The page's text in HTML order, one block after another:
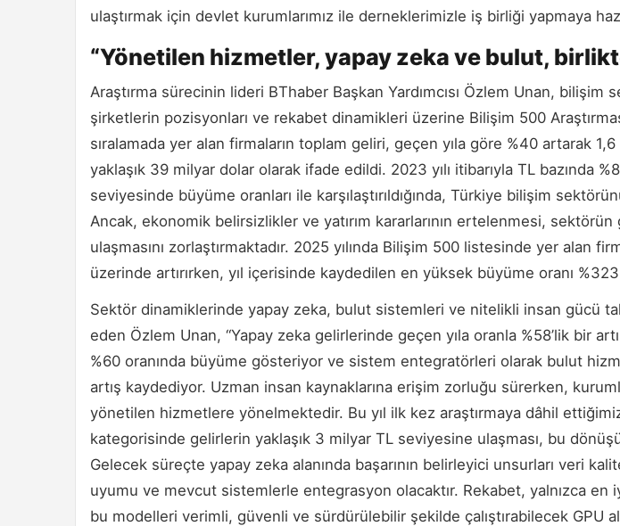
ulaştırmak için devlet kurumlarımız ile derneklerimizle iş birliği yapmaya
“Yönetilen hizmetler, yapay zeka ve bulut,
Araştırma sürecinin lideri BThaber Başkan Yardımcısı Özlem Unan,
şirketlerin pozisyonları ve rekabet dinamikleri üzerine Bilişim 500
sıralamada yer alan firmaların toplam geliri, geçen yıla göre %40 artarak
yaklaşık 39 milyar dolar olarak ifade edildi. 2023 yılı itibarıyla TL bazında
seviyesinde büyüme oranları ile karşılaştırıldığında, Türkiye bilişim
Ancak, ekonomik belirsizlikler ve yatırım kararlarının ertelenmesi,
ulaşmasını zorlaştırmaktadır. 2025 yılında Bilişim 500 listesinde yer alan
üzerinde artırırken, yıl içerisinde kaydedilen en yüksek büyüme oranı
Sektör dinamiklerinde yapay zeka, bulut sistemleri ve nitelikli insan gücü
eden Özlem Unan, “Yapay zeka gelirlerinde geçen yıla oranla %58’lik bir
%60 oranında büyüme gösteriyor ve sistem entegratörleri olarak bulut
artış kaydediyor. Uzman insan kaynaklarına erişim zorluğu sürerken,
yönetilen hizmetlere yönelmektedir. Bu yıl ilk kez araştırmaya dâhil
kategorisinde gelirlerin yaklaşık 3 milyar TL seviyesine ulaşması, bu
Gelecek süreçte yapay zeka alanında başarının belirleyici unsurları veri
uyumu ve mevcut sistemlerle entegrasyon olacaktır. Rekabet, yalnızca
bu modelleri verimli, güvenli ve sürdürülebilir şekilde çalıştırabilecek GPU